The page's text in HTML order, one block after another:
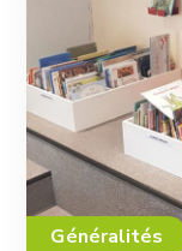
Généralités